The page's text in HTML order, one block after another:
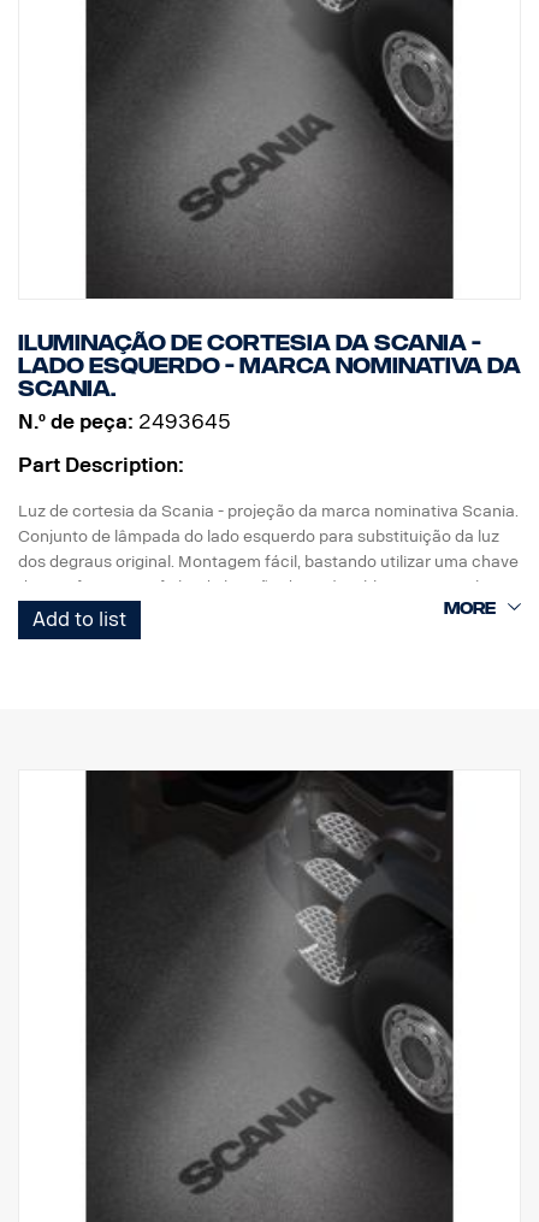
Iluminação de cortesia da Scania -
lado esquerdo - marca nominativa da
Scania.
N.º de peça: 2493645
Part Description:
Luz de cortesia da Scania - projeção da marca nominativa Scania.
Conjunto de lâmpada do lado esquerdo para substituição da luz
dos degraus original. Montagem fácil, bastando utilizar uma chave
de parafusos com ficha de ligação direta à cablagem original.
Nota. Adapta-se apenas aos camiões com as luzes dos degraus
Add to list